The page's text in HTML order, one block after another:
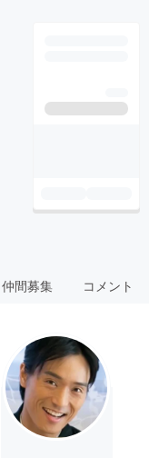
仲間募集 コメント